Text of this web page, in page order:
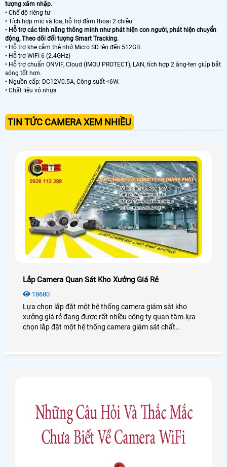
tượng xâm nhập.
• Chế độ riêng tư
• Tích hợp mic và loa, hỗ trợ đàm thoại 2 chiều
• Hỗ trợ các tính năng thông minh như phát hiện con người, phát hiện chuyển
động, Theo dõi đối tượng Smart Tracking.
• Hỗ trợ khe cắm thẻ nhớ Micro SD lên đến 512GB
• Hỗ trợ WIFI 6 (2.4GHz)
• Hỗ trợ chuẩn ONVIF, Cloud (IMOU PROTECT), LAN, tích hợp 2 ăng-ten giúp bắt
sóng tốt hơn.
• Nguồn cấp: DC12V0.5A, Công suất <6W.
• Chất liệu vỏ nhựa
TIN TỨC CAMERA XEM NHIỀU
Lắp Camera Quan Sát Kho Xưởng Giá Rẻ
18680
Lựa chọn lắp đặt một hệ thống camera giám sát kho
xưởng giá rẻ đang được rất nhiều công ty quan tâm.lựa
chọn lắp đặt một hệ thống camera giám sát chất